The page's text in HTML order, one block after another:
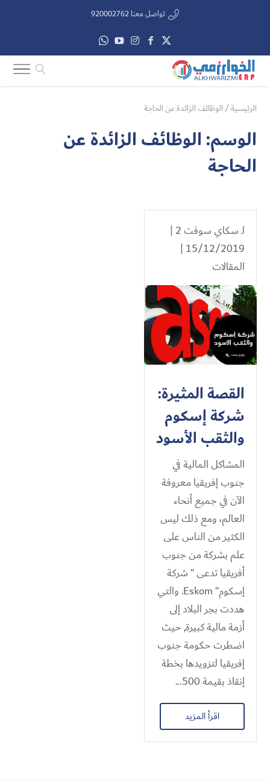
تواصل معنا 920002762
الرئيسية/ الوظائف الزائدة عن الحاجة
الوسم:الوظائف الزائدة عن
الحاجة
لـسكاي سوفت 2
|
15/12/2019 |
المقالات
القصة المثيرة:
شركة إسكوم
والثقب الأسود
المشاكل المالية في
جنوب إفريقيا معروفة
الآن في جميع أنحاء
العالم، ومع ذلك ليس
الكثير من الناس على
علم بشركة من جنوب
أفريقيا تدعى ” شركة
إسكوم” Eskom. والتي
هددت بجر البلاد إلى
أزمة مالية كبيرة, حيث
اضطرت حكومة جنوب
إفريقيا لتزويدها بخطة
إنقاذ بقيمة 500...
اقرأ المزيد